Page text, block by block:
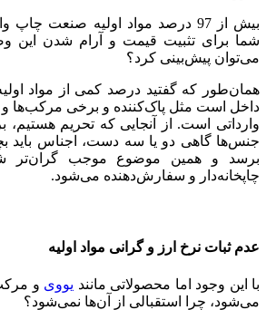
بیش از 97 درصد مواد اولیه صنعت
شما برای تثبیت قیمت و آرام شدن این
می‌توان پیش‌بینی کرد؟
همان‌طور که گفتید درصد کمی از مواد اولیه
داخل است مثل پا‌ک‌کننده و برخی مرکب‌ها و
وارداتی است. از آنجایی که تحریم هستیم،
جنس‌ها گاهی دو یا سه دست، اجناس باید
برسد و همین موضوع موجب گران‌تر
چاپخانه‌دار و سفارش‌دهنده می‌شود.
عدم ثبات نرخ ارز و گرانی مواد اولیه
با این وجود اما محصولاتی مانند یووی و
می‌شود، چرا استقبالی از آن‌ها نمی‌شود؟